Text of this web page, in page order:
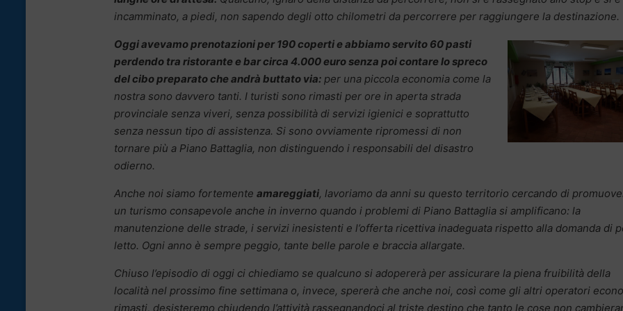
incamminato, a piedi, non sapendo degli otto chilometri da percorrere per raggiungere la destinazione.
Oggi avevamo prenotazioni per 190 coperti e abbiamo servito 60 pasti
perdendo tra ristorante e bar circa 4.000 euro senza poi contare lo spreco
del cibo preparato che andrà buttato via: per una piccola economia come la
nostra sono davvero tanti. I turisti sono rimasti per ore in aperta strada
provinciale senza viveri, senza possibilità di servizi igienici e soprattutto
senza nessun tipo di assistenza. Si sono ovviamente ripromessi di non
tornare più a Piano Battaglia, non distinguendo i responsabili del disastro
odierno.
Anche noi siamo fortemente amareggiati, lavoriamo da anni su questo territorio cercando di
un turismo consapevole anche in inverno quando i problemi di Piano Battaglia si amplificano: la
manutenzione delle strade, i servizi inesistenti e l’offerta ricettiva inadeguata rispetto alla domanda di
letto. Ogni anno è sempre peggio, tante belle parole e braccia allargate.
Chiuso l’episodio di oggi ci chiediamo se qualcuno si adopererà per assicurare la piena fruibilità della
località nel prossimo fine settimana o, invece, spererà che anche noi, così come gli altri operatori
rimasti, desisteremo chiudendo l’attività rassegnandoci al triste destino che tanto le cose non